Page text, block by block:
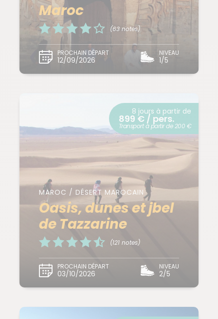
Maroc
(63 notes)
PROCHAIN DÉPART
12/09/2026
NIVEAU
1/5
MAROC / DÉSERT MAROCAIN
Oasis, dunes et jbel
de Tazzarine
(121 notes)
PROCHAIN DÉPART
03/10/2026
NIVEAU
2/5
8 jours à partir de
899 € / pers.
Transport à partir de 200 €